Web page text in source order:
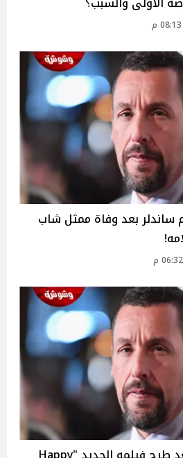
بعد وفاة ممثل شاب